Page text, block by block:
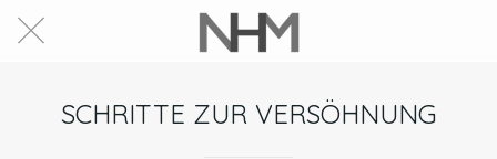
SCHRITTE ZUR VERSÖHNUNG